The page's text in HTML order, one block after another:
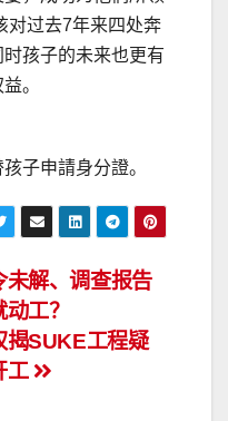
对过去7年来四处奔
孩子的未来也更有
。
子申請身分證。
未解、调查报告
工？
揭SUKE工程疑
工